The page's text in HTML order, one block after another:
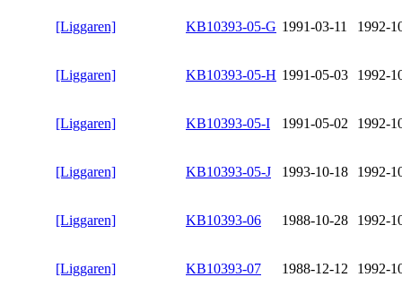
[Liggaren] KB10393-05-G 1991-03-11 1992-
[Liggaren] KB10393-05-H 1991-05-03 1992-
[Liggaren] KB10393-05-I 1991-05-02 1992-
[Liggaren] KB10393-05-J 1993-10-18 1992-
[Liggaren] KB10393-06 1988-10-28 1992-
[Liggaren] KB10393-07 1988-12-12 1992-